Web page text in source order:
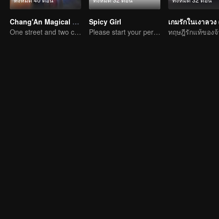
Chang'An Magical Street
One street and two circles, alternating day and night.
Spicy Girl
Please start your performance.